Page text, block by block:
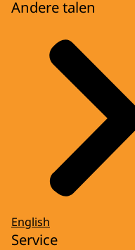
Andere talen
English
Service